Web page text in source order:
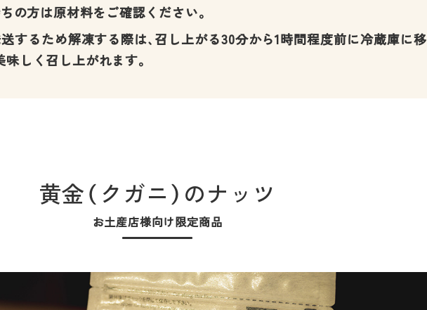
の方は原材料をご確認ください。
するため解凍する際は、召し上がる30分から1時間程度前に冷蔵庫に移
しく召し上がれます。
黄金（クガニ）のナッツ
お土産店様向け限定商品